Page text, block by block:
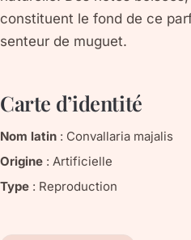
constituent le fond de ce
senteur de muguet.
Carte d’identité
Nom latin : Convallaria majalis
Origine : Artificielle
Type : Reproduction